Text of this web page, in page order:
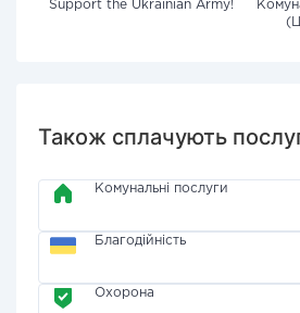
Support the Ukrainian Army!
Також сплачують
Комунальні послуги
Благодійність
Охорона